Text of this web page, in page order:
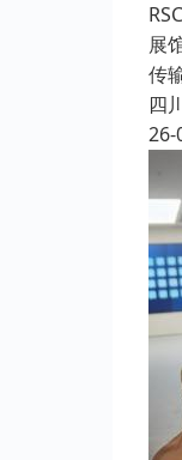
展
传
四
26-